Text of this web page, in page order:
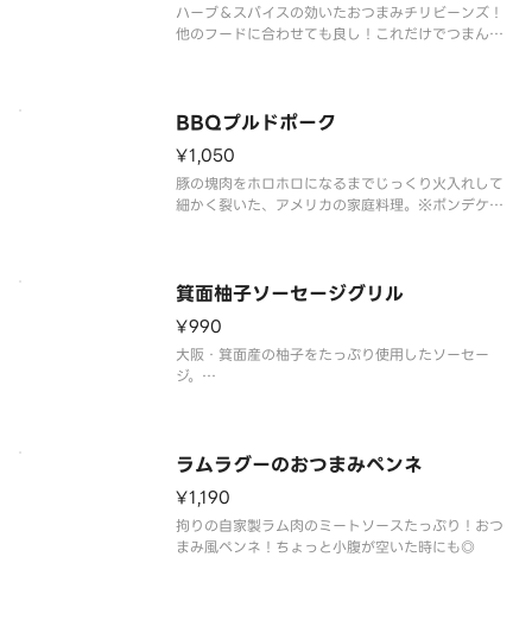
ハーブ＆スパイスの効いたおつまみチリビーンズ！
他のフードに合わせても良し！これだけでつまんで
BBQプルドポーク
¥1,050
豚の塊肉をホロホロになるまでじっくり火入れして
細かく裂いた、アメリカの家庭料理。※ポンデケー
箕面柚子ソーセージグリル
¥990
大阪・箕面産の柚子をたっぷり使用したソーセー
ジ。
ラムラグーのおつまみペンネ
¥1,190
拘りの自家製ラム肉のミートソースたっぷり！おつ
まみ風ペンネ！ちょっと小腹が空いた時にも◎